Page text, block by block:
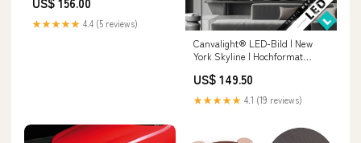
inkl. Montagezubehör,
Gutachten Design
★★★★★ 4.4 (5 reviews)
Canvalight® LED-Bild | New
York Skyline | Hochformat
US$ 149.50
★★★★★ 4.1 (19 reviews)